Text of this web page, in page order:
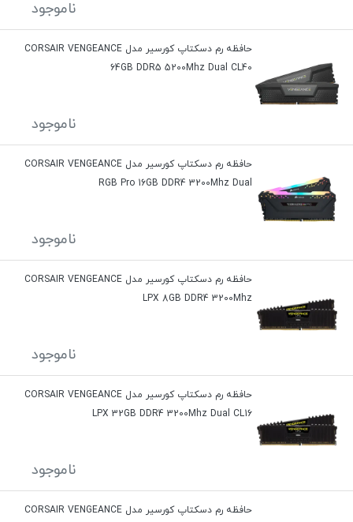
ناموجود
حافظه رم دسکتاپ کورسیر مدل CORSAIR VENGEANCE
64GB DDR5 5200Mhz Dual CL40
ناموجود
حافظه رم دسکتاپ کورسیر مدل CORSAIR VENGEANCE
RGB Pro 16GB DDR4 3200Mhz Dual
ناموجود
حافظه رم دسکتاپ کورسیر مدل CORSAIR VENGEANCE
LPX 8GB DDR4 3200Mhz
ناموجود
حافظه رم دسکتاپ کورسیر مدل CORSAIR VENGEANCE
LPX 32GB DDR4 3200Mhz Dual CL16
ناموجود
حافظه رم دسکتاپ کورسیر مدل CORSAIR VENGEANCE